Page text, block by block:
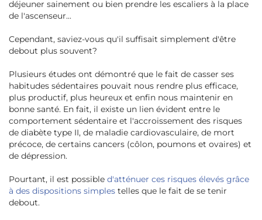
déjeuner sainement ou bien prendre les escaliers à la place
de l'ascenseur...
Cependant, saviez-vous qu'il suffisait simplement d'être
debout plus souvent?
Plusieurs études ont démontré que le fait de casser ses
habitudes sédentaires pouvait nous rendre plus efficace,
plus productif, plus heureux et enfin nous maintenir en
bonne santé. En fait, il existe un lien évident entre le
comportement sédentaire et l'accroissement des risques
de diabète type II, de maladie cardiovasculaire, de mort
précoce, de certains cancers (côlon, poumons et ovaires) et
de dépression.
Pourtant, il est possible d'atténuer ces risques élevés grâce
à des dispositions simples telles que le fait de se tenir
debout.